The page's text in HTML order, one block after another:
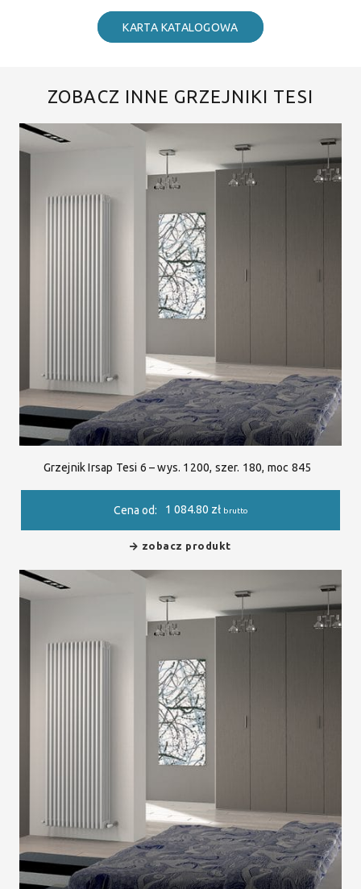
KARTA KATALOGOWA
ZOBACZ INNE GRZEJNIKI TESI
Grzejnik Irsap Tesi 6 – wys. 1200, szer. 180, moc 845
Cena od: 1 084.80 zł brutto
zobacz produkt